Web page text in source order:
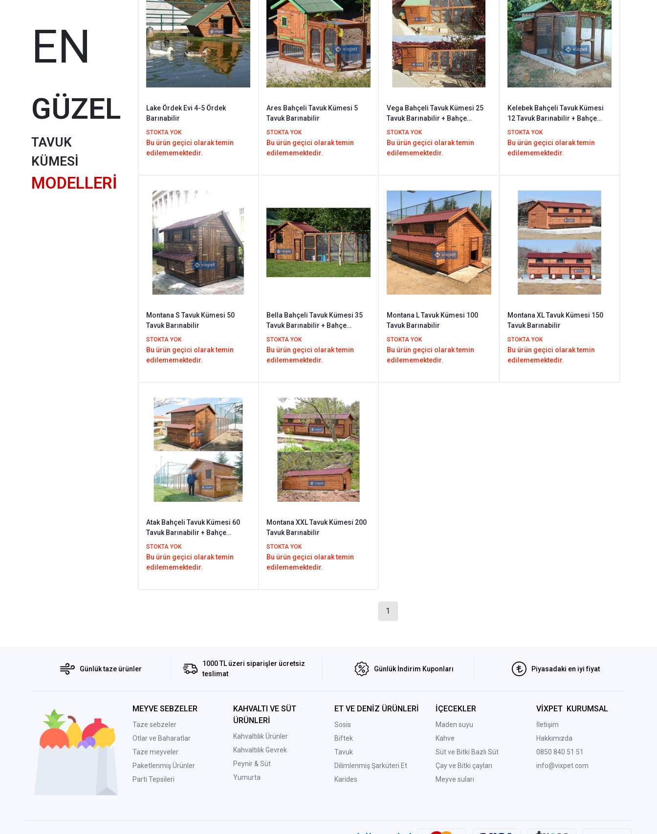
EN
GÜZEL
TAVUK
KÜMESİ
MODELLERİ
Lake Ördek Evi 4-5 Ördek
Barınabilir
STOKTA YOK
Bu ürün geçici olarak temin
edilememektedir.
Ares Bahçeli Tavuk Kümesi 5
Tavuk Barınabilir
STOKTA YOK
Bu ürün geçici olarak temin
edilememektedir.
Vega Bahçeli Tavuk Kümesi 25
Tavuk Barınabilir + Bahçe
Seçenekli
STOKTA YOK
Bu ürün geçici olarak temin
edilememektedir.
Kelebek Bahçeli Tavuk Kümesi
12 Tavuk Barınabilir + Bahçe
Seçenekli
STOKTA YOK
Bu ürün geçici olarak temin
edilememektedir.
Montana S Tavuk Kümesi 50
Tavuk Barınabilir
STOKTA YOK
Bu ürün geçici olarak temin
edilememektedir.
Bella Bahçeli Tavuk Kümesi 35
Tavuk Barınabilir + Bahçe
Seçenekli
STOKTA YOK
Bu ürün geçici olarak temin
edilememektedir.
Montana L Tavuk Kümesi 100
Tavuk Barınabilir
STOKTA YOK
Bu ürün geçici olarak temin
edilememektedir.
Montana XL Tavuk Kümesi 150
Tavuk Barınabilir
STOKTA YOK
Bu ürün geçici olarak temin
edilememektedir.
Atak Bahçeli Tavuk Kümesi 60
Tavuk Barınabilir + Bahçe
Seçenekli
STOKTA YOK
Bu ürün geçici olarak temin
edilememektedir.
Montana XXL Tavuk Kümesi 200
Tavuk Barınabilir
STOKTA YOK
Bu ürün geçici olarak temin
edilememektedir.
1
Günlük taze ürünler
1000 TL üzeri siparişler ücretsiz
teslimat
Günlük İndirim Kuponları Piyasadaki en iyi fiyat
MEYVE SEBZELER
Taze sebzeler
Otlar ve Baharatlar
Taze meyveler
Paketlenmiş Ürünler
Parti Tepsileri
KAHVALTI VE SÜT
ÜRÜNLERİ
Kahvaltılık Ürünler
Kahvaltılık Gevrek
Peynir & Süt
Yumurta
ET VE DENİZ ÜRÜNLERİ
Sosis
Biftek
Tavuk
Dilimlenmiş Şarküteri Et
Karides
İÇECEKLER
Maden suyu
Kahve
Süt ve Bitki Bazlı Süt
Çay ve Bitki çayları
Meyve suları
VİXPET KURUMSAL
İletişim
Hakkımızda
0850 840 51 51
info@vixpet.com